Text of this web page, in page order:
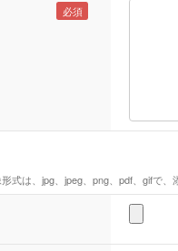
式は、jpg、jpeg、png、pdf、gifで、